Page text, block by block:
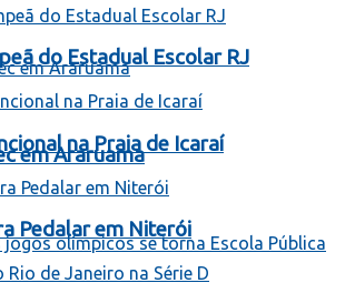
em Araruama
do Estadual Escolar RJ
na Praia de Icaraí
Pedalar em Niterói